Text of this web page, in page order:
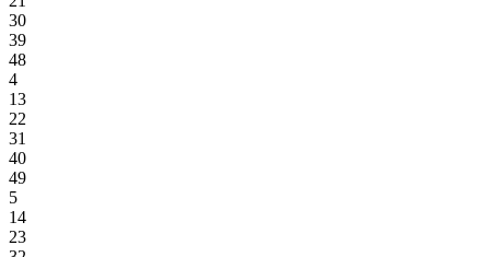
30
39
48
4
13
22
31
40
49
5
14
23